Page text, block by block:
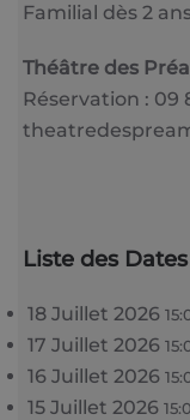
Familial dès 2
Théâtre des
Réservation : 09
Liste des
18 Juillet 2026
17 Juillet 2026
16 Juillet 2026
15 Juillet 2026